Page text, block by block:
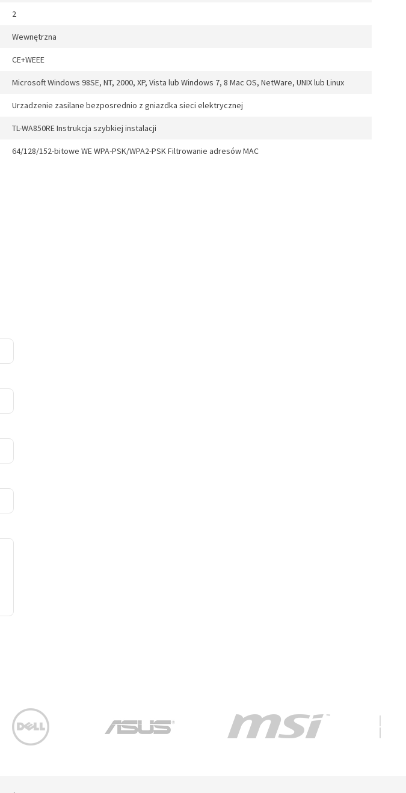
2
Wewnętrzna
CE+WEEE
Microsoft Windows 98SE, NT, 2000, XP, Vista lub Windows 7, 8 Mac OS, NetWare, UNIX lub Linux
Urzadzenie zasilane bezposrednio z gniazdka sieci elektrycznej
TL-WA850RE Instrukcja szybkiej instalacji
64/128/152-bitowe WE WPA-PSK/WPA2-PSK Filtrowanie adresów MAC